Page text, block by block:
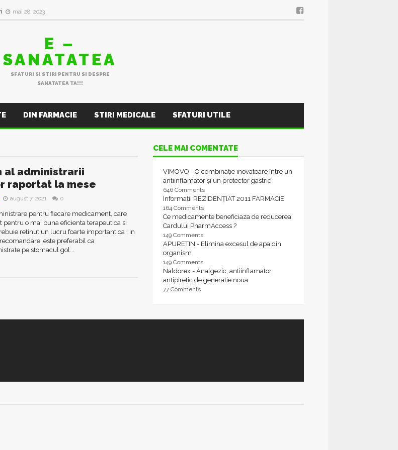
mai 28, 2023
E –
SANATATEA
SFATURI SI STIRI PENTRU SI DESPRE
SANATATEA TA!!!
DIN FARMACIE STIRI MEDICALE SFATURI UTILE
al administrarii
raportat la mese
august 7, 2021 0
pentru fiecare medicament, care
pentru o mai buna eficienta terapeutica si
retinut un lucru foarte important ca : in
este preferabil ca
pe stomacul gol...
CELE MAI COMENTATE
VIMOVO - O combinație inovatoare între un
antiinflamator și un protector gastric
646 Comments
Informații REZIDENȚIAT 2011 FARMACIE
164 Comments
Ce medicamente beneficiaza de reducerea
Cardului PharmAccess ?
149 Comments
APURETIN - Elimina excesul de apa din
organism
149 Comments
Naldorex - Analgezic, antiinflamator,
antipiretic de generatie noua
77 Comments